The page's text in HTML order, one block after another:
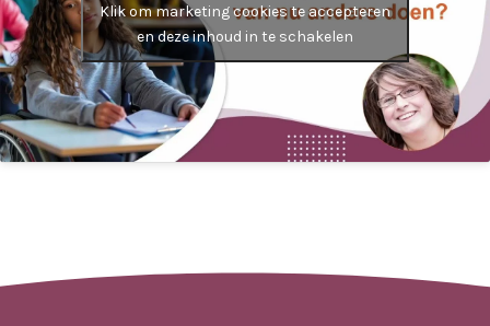
Klik om marketing cookies te accepteren
en deze inhoud in te schakelen